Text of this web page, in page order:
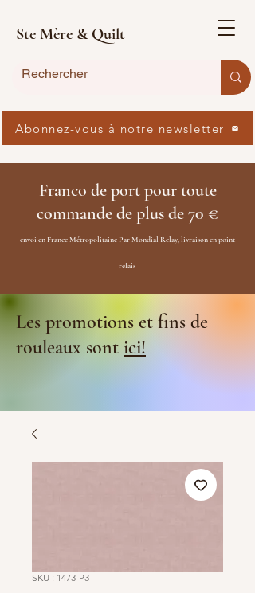
Ste Mère & Quilt
Franco de port pour toute
commande de plus de 70 €
envoi en France Métropolitaine Par Mondial Relay, livraison en point
relais
Les promotions et fins de
rouleaux sontici!
Abonnez-vous à notre newsletter
SKU : 1473-P3